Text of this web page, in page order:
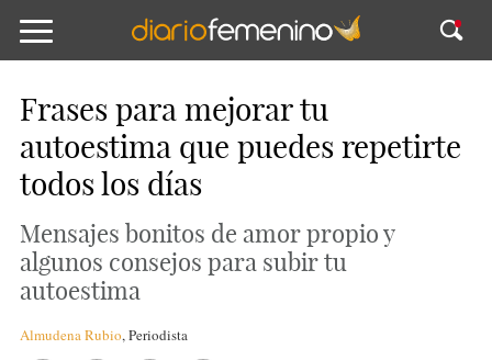
Frases para mejorar tu
autoestima que puedes repetirte
todos los días
Mensajes bonitos de amor propio y
algunos consejos para subir tu
autoestima
Almudena Rubio,Periodista